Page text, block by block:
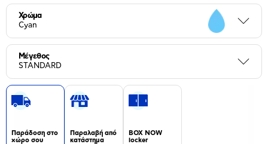
Χρώμα
Cyan
Μέγεθος
STANDARD
Παράδοση στο
χώρο σου
Παραλαβή από
κατάστημα
BOX NOW
locker